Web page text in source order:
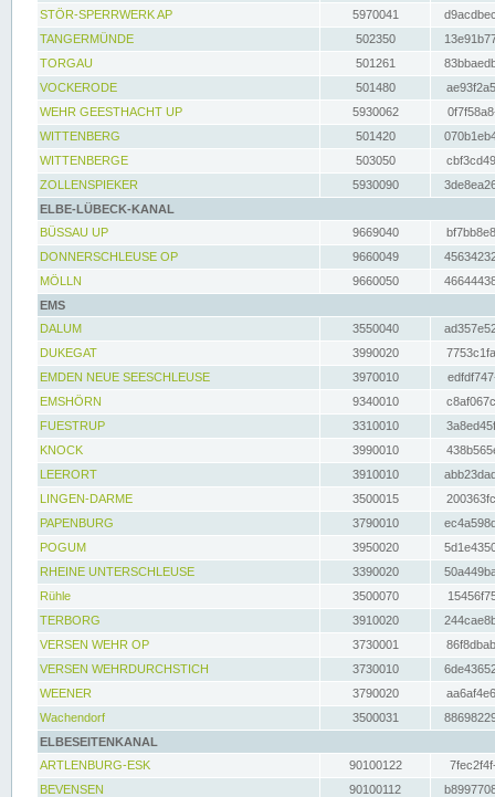
STÖR-SPERRWERK AP 5970041
TANGERMÜNDE
502350
TORGAU
501261
VOCKERODE
501480
WEHR GEESTHACHT UP
5930062
WITTENBERG
501420
WITTENBERGE
503050
ZOLLENSPIEKER
5930090
ELBE-LÜBECK-KANAL
BÜSSAU UP
9669040
DONNERSCHLEUSE OP
9660049
MÖLLN
9660050
EMS
DALUM
3550040
DUKEGAT
3990020
EMDEN NEUE SEESCHLEUSE
3970010
EMSHÖRN
9340010
FUESTRUP
3310010
KNOCK
3990010
LEERORT
3910010
LINGEN-DARME
3500015
PAPENBURG
3790010
POGUM
3950020
RHEINE UNTERSCHLEUSE
3390020
Rühle
3500070
TERBORG
3910020
VERSEN WEHR OP
3730001
VERSEN WEHRDURCHSTICH
3730010
WEENER
3790020
Wachendorf
3500031
ELBESEITENKANAL
ARTLENBURG-ESK
90100122
BEVENSEN
90100112